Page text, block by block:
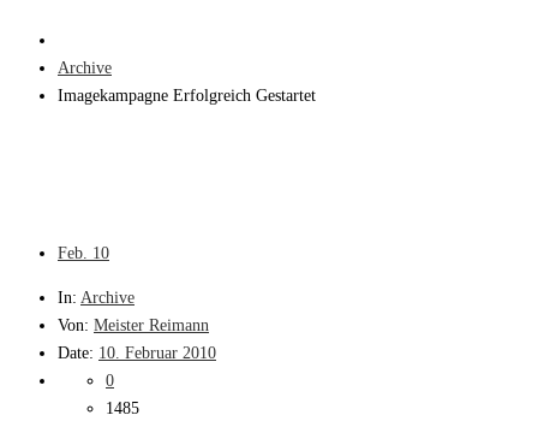
Archive
Imagekampagne Erfolgreich Gestartet
Feb. 10
In: Archive
Von: Meister Reimann
Date: 10. Februar 2010
0
1485